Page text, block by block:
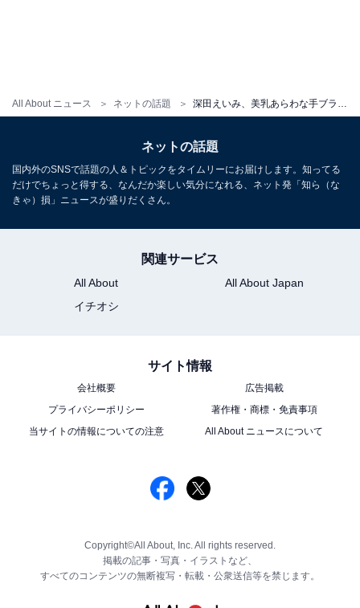
All About ニュース ネットの話題
ネットの話題
国内外のSNSで話題の人＆トピックをタイムリーにお届けします。知ってる
だけでちょっと得する、なんだか楽しい気分になれる、ネット発「知ら（な
きゃ）損」ニュースが盛りだくさん。
関連サービス
All About
All About Japan
イチオシ
サイト情報
会社概要
広告掲載
プライバシーポリシー
著作権・商標・免責事項
当サイトの情報についての注意
All About ニュースについて
Copyright©All About, Inc. All rights reserved.
掲載の記事・写真・イラストなど、
すべてのコンテンツの無断複写・転載・公衆送信等を禁じます。